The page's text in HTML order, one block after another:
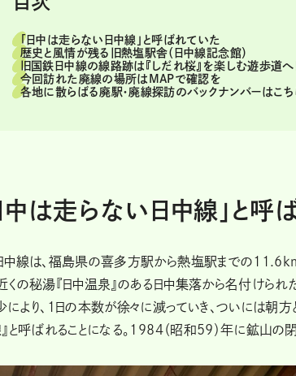
「日中は走らない日中線」と呼ばれていた
歴史と風情が残る旧熱塩駅舎（日中線記念館）
旧国鉄日中線の線路跡は『しだれ桜』を楽しむ遊歩道へ
今回訪れた廃線の場所はMAPで確認を
各地に散らばる廃駅・廃線探訪のバックナンバーはこち
日中は走らない日中線」と呼
中線は、福島県の喜多方駅から熱塩駅までの
の秘湯『日中温泉』のある日中集落から名付けられ
より、1日の本数が徐々に減っていき、ついには朝方
と呼ばれることになる。1984（昭和59）年に鉱山の